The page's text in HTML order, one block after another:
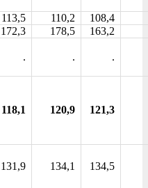
113,5 110,2
108,4
172,3 178,5
163,2
. . .
118,1 120,9 121,3
131,9 134,1 134,5